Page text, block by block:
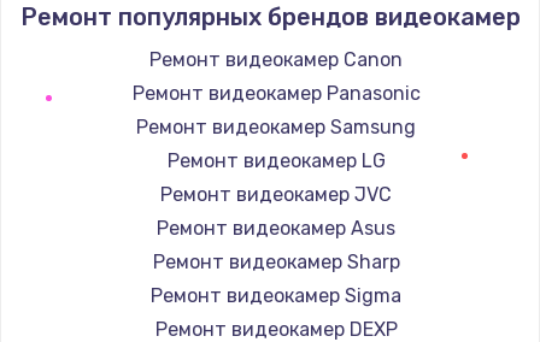
1400 руб.
Заказать
Замена / ремонт электронного модуля
управления
600 руб.
Замена конфорки
1100 руб.
Ремонт популярных брендов видеокамер
Ремонт видеокамер Canon
Ремонт видеокамер Panasonic
Ремонт видеокамер Samsung
Ремонт видеокамер LG
Ремонт видеокамер JVC
Ремонт видеокамер Asus
Ремонт видеокамер Sharp
Ремонт видеокамер Sigma
Ремонт видеокамер DEXP